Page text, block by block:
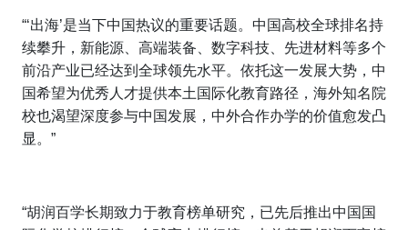
“‘出海’是当下中国热议的重要话题。中国高校全球排名持
续攀升，新能源、高端装备、数字科技、先进材料等多个
前沿产业已经达到全球领先水平。依托这一发展大势，中
国希望为优秀人才提供本土国际化教育路径，海外知名院
校也渴望深度参与中国发展，中外合作办学的价值愈发凸
显。”
“胡润百学长期致力于教育榜单研究，已先后推出中国国